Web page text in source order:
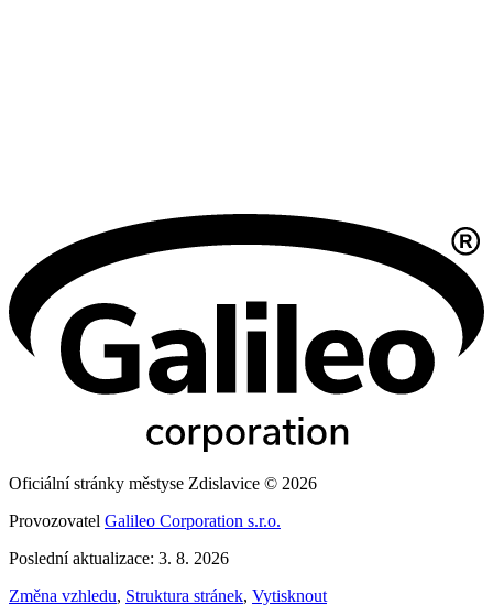
Oficiální stránky městyse Zdislavice © 2026
Provozovatel Galileo Corporation s.r.o.
Poslední aktualizace: 3. 8. 2026
Změna vzhledu, Struktura stránek, Vytisknout